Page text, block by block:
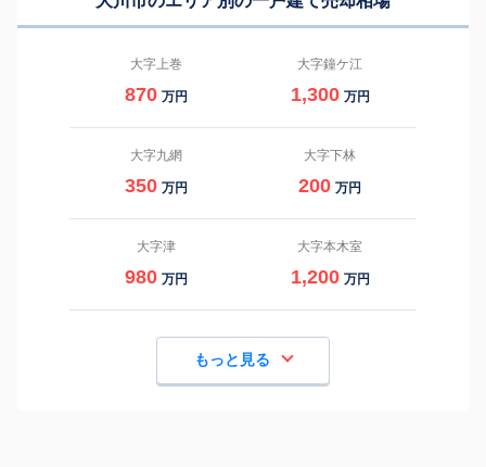
大字上巻
870 万円
大字鐘ケ江
1,300 万円
大字九網
350 万円
大字下林
200 万円
大字津
980 万円
大字本木室
1,200 万円
もっと見る